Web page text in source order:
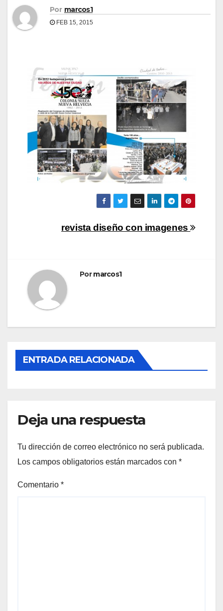
Por marcos1
FEB 15, 2015
Navegación
entradas
revista diseño con imagenes
Pormarcos1
ENTRADA RELACIONADA
Deja una respuesta
Tu dirección de correo electrónico no será publicada.
Los campos obligatorios están marcados con *
Comentario *